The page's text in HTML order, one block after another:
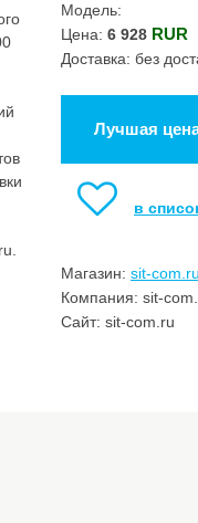
Модель:
Цена: 6 928 RUR
Доставка: без
Лучшая
в
Магазин: sit-
Компания: sit-
Сайт: sit-com.ru